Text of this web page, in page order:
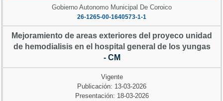
Gobierno Autonomo Municipal De Coroico
26-1265-00-1640573-1-1
Mejoramiento de areas exteriores del proyeco unidad
de hemodialisis en el hospital general de los yungas
- CM
Vigente
Publicación: 13-03-2026
Presentación: 18-03-2026